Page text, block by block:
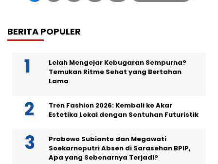
BERITA POPULER
Lelah Mengejar Kebugaran Sempurna?
Temukan Ritme Sehat yang Bertahan
Lama
Tren Fashion 2026: Kembali ke Akar
Estetika Lokal dengan Sentuhan Futuristik
Prabowo Subianto dan Megawati
Soekarnoputri Absen di Sarasehan BPIP,
Apa yang Sebenarnya Terjadi?